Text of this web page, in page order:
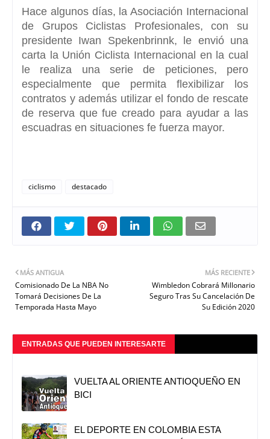
Hace algunos días, la Asociación Internacional
de Grupos Ciclistas Profesionales, con su
presidente Iwan Spekenbrinnk, le envió una
carta la Unión Ciclista Internacional en la cual
le realiza una serie de peticiones, pero
especialmente que permita flexibilizar los
contratos y además utilizar el fondo de rescate
de reserva que fue creado para ayudar a las
escuadras en situaciones fe fuerza mayor.
ciclismo destacado
MÁS RECIENTE
Wimbledon Cobrará Millonario
Seguro Tras Su Cancelación De
Su Edición 2020
MÁS ANTIGUA
Comisionado De La NBA No
Tomará Decisiones De La
Temporada Hasta Mayo
ENTRADAS QUE PUEDEN INTERESARTE
VUELTA AL ORIENTE ANTIOQUEÑO EN
BICI
EL DEPORTE EN COLOMBIA ESTA